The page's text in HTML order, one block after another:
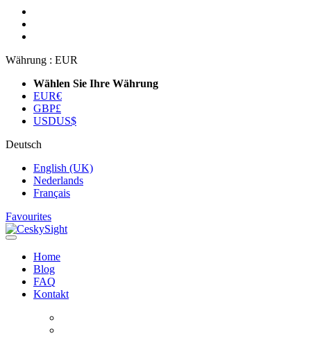
Währung : EUR
Wählen Sie Ihre Währung
EUR€
GBP£
USDUS$
Deutsch
English (UK)
Nederlands
Français
Favourites
Home
Blog
FAQ
Kontakt